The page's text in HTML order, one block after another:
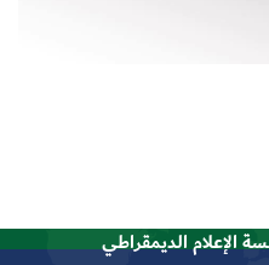
الديمقراطي